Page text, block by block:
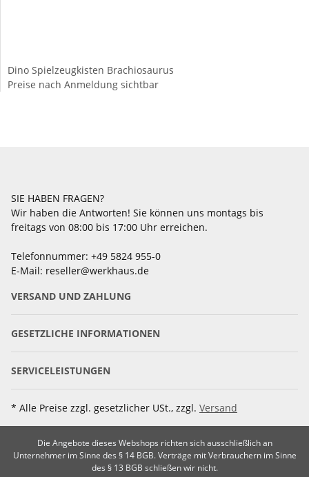
Dino Spielzeugkisten Brachiosaurus
Preise nach Anmeldung sichtbar
SIE HABEN FRAGEN?
Wir haben die Antworten! Sie können uns montags bis
freitags von 08:00 bis 17:00 Uhr erreichen.
Telefonnummer: +49 5824 955-0
E-Mail: reseller@werkhaus.de
VERSAND UND ZAHLUNG
GESETZLICHE INFORMATIONEN
SERVICELEISTUNGEN
* Alle Preise zzgl. gesetzlicher USt., zzgl. Versand
Die Angebote dieses Webshops richten sich ausschließlich an
Unternehmer im Sinne des § 14 BGB. Verträge mit Verbrauchern im Sinne
des § 13 BGB schließen wir nicht.